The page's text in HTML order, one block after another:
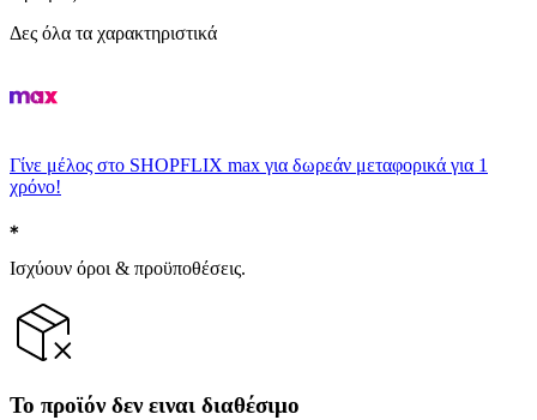
Δες όλα τα χαρακτηριστικά
Γίνε μέλος στο SHOPFLIX max για δωρεάν μεταφορικά για 1
χρόνο!
Ισχύουν όροι & προϋποθέσεις.
Το προϊόν δεν ειναι διαθέσιμο